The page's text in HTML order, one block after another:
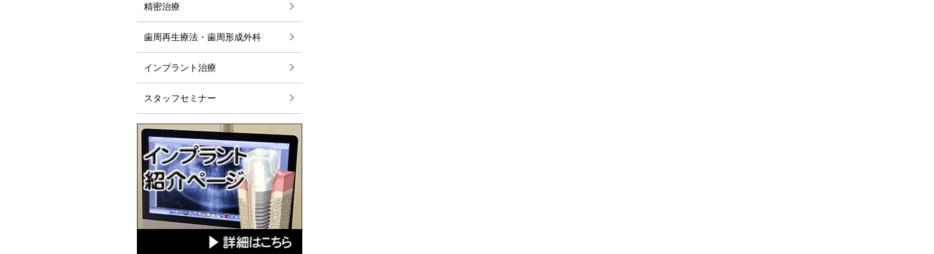
2021年07月
2021年06月
2019年09月
2019年08月
2017年12月
精密治療
歯周再生療法・歯周形成外科
インプラント治療
スタッフセミナー